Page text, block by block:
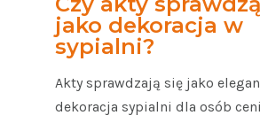
jako dekoracja w
sypialni?
Akty sprawdzają się jako
dekoracja sypialni dla osób